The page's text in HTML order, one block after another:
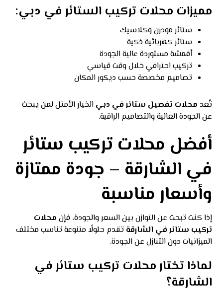
مميزات محلات تركيب الستائر في دبي:
ستائر مودرن وكلاسيك
ستائر كهربائية ذكية
أقمشة مستوردة عالية الجودة
تركيب احترافي خلال وقت قياسي
تصاميم مخصصة حسب ديكور المكان
تُعد محلات تفصيل ستائر في دبي الخيار الأمثل لمن يبحث
عنالجودةالعالية والتصاميم الراقية.
أفضل محلات تركيب ستائر
في الشارقة – جودة ممتازة
وأسعار مناسبة
إذا كنت تبحث عن التوازن بين السعر والجودة، فإن محلات
تركيب ستائر في الشارقة تقدم حلولًا متنوعة تناسب مختلف
الميزانيات دون التنازل عن الجودة.
لماذا تختار محلات تركيب ستائر في
الشارقة؟